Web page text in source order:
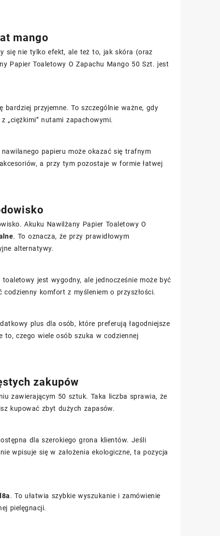
mango
się nie tylko efekt, ale też to, jak skóra (oraz
Papier Toaletowy O Zapachu Mango 50 Szt. jest
przyjemne. To szczególnie ważne, gdy
„ciężkimi” nutami zapachowymi.
papieru może okazać się trafnym
a przy tym pozostaje w formie łatwej
Akuku Nawilżany Papier Toaletowy O
. To oznacza, że przy prawidłowym
alternatywy.
jest wygodny, ale jednocześnie może być
komfort z myśleniem o przyszłości.
plus dla osób, które preferują łagodniejsze
to, czego wiele osób szuka w codziennej
zakupów
zawierającym 50 sztuk. Taka liczba sprawia, że
kupować zbyt dużych zapasów.
dla szerokiego grona klientów. Jeśli
wpisuje się w założenia ekologiczne, ta pozycja
. To ułatwia szybkie wyszukanie i zamówienie
pielęgnacji.